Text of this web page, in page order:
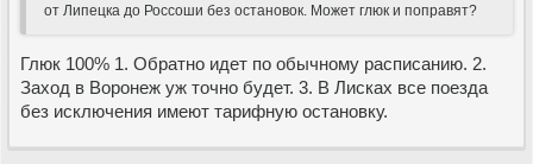
от Липецка до Россоши без остановок. Может глюк и поправят?
Глюк 100% 1. Обратно идет по обычному расписанию. 2.
Заход в Воронеж уж точно будет. 3. В Лисках все поезда
без исключения имеют тарифную остановку.